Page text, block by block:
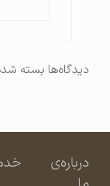
دیدگاه‌ها بسته شده‌اند.
درباره‌ی
خدمات